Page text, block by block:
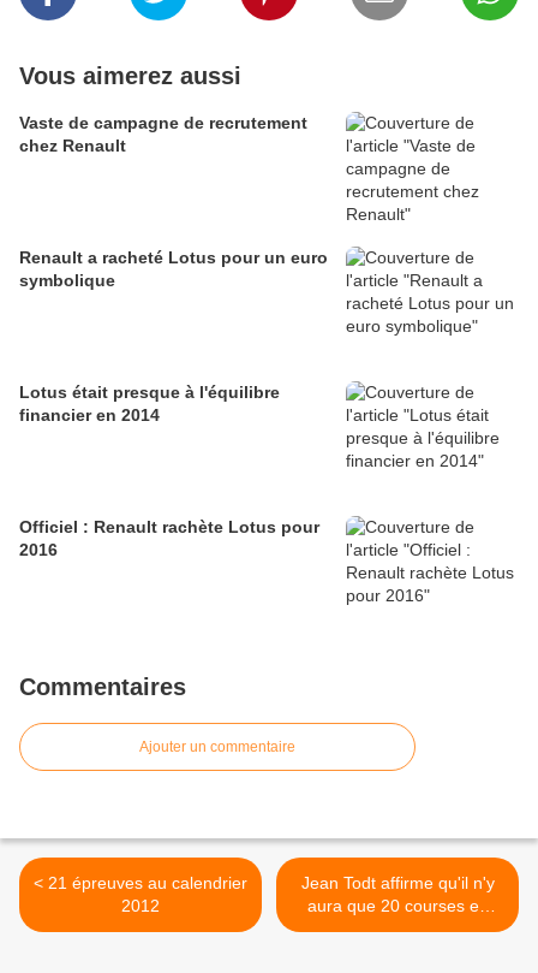
Vous aimerez aussi
Vaste de campagne de recrutement
chez Renault
Renault a racheté Lotus pour un euro
symbolique
Lotus était presque à l'équilibre
financier en 2014
Officiel : Renault rachète Lotus pour
2016
Commentaires
Ajouter un commentaire
< 21 épreuves au calendrier
2012
Jean Todt affirme qu'il n'y
aura que 20 courses en
2012 >